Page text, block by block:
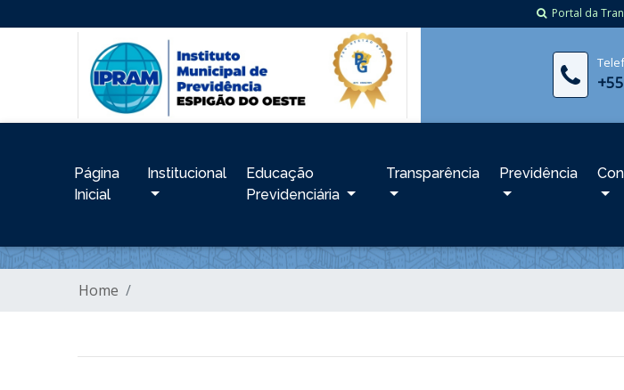
Portal da
Página
Inicial
Institucional
Educação
Previdenciária
Transparência Previdência
Home